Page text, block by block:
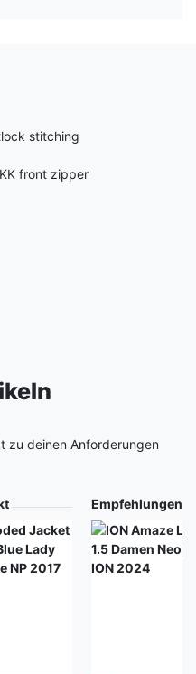
stitching
front zipper
zu deinen Anforderungen
Empfehlungen